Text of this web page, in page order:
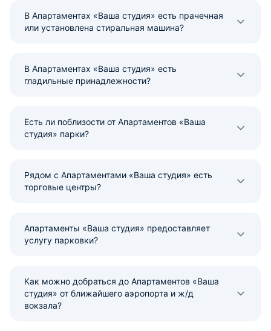
В Апартаментах «Ваша студия» есть прачечная
или установлена стиральная машина?
В Апартаментах «Ваша студия» есть
гладильные принадлежности?
Есть ли поблизости от Апартаментов «Ваша
студия» парки?
Рядом с Апартаментами «Ваша студия» есть
торговые центры?
Апартаменты «Ваша студия» предоставляет
услугу парковки?
Как можно добраться до Апартаментов «Ваша
студия» от ближайшего аэропорта и ж/д
вокзала?